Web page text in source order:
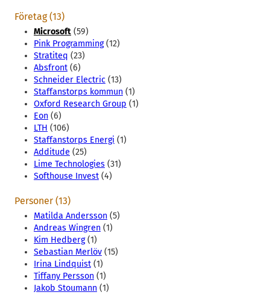
Företag (13)
Microsoft (59)
Pink Programming(12)
Stratiteq (23)
Absfront (6)
Schneider Electric (13)
Staffanstorps kommun (1)
Oxford Research Group (1)
Eon (6)
LTH (106)
Staffanstorps Energi (1)
Additude (25)
Lime Technologies (31)
Softhouse Invest (4)
Personer (13)
Matilda Andersson (5)
Andreas Wingren (1)
Kim Hedberg(1)
Sebastian Merlöv (15)
Irina Lindquist (1)
Tiffany Persson (1)
Jakob Stoumann (1)